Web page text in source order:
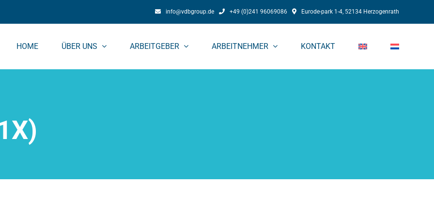
info@vdbgroup.de +49 (0)241 96069086 Eurode-park 1-4, 52134 Herzogenrath
HOME ÜBER UNS ARBEITGEBER ARBEITNEHMER KONTAKT